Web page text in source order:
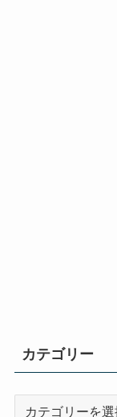
カテゴリー